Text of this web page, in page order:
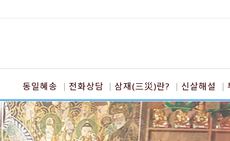
동일혜송 전화상담 삼재(三災)란? 신살해설